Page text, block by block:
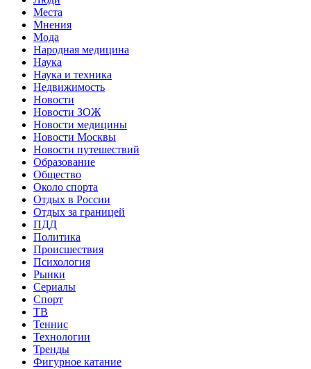
Места
Мнения
Мода
Народная медицина
Наука
Наука и техника
Недвижимость
Новости
Новости ЗОЖ
Новости медицины
Новости Москвы
Новости путешествий
Образование
Общество
Около спорта
Отдых в России
Отдых за границей
ПДД
Политика
Происшествия
Психология
Рынки
Сериалы
Спорт
ТВ
Теннис
Технологии
Тренды
Фигурное катание